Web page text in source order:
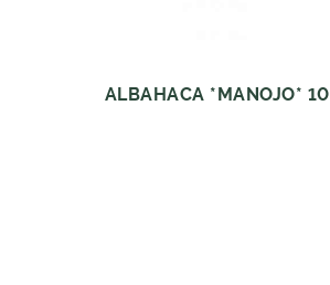
ALBAHACA *MANOJO*